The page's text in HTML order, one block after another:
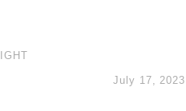
July 17, 2023